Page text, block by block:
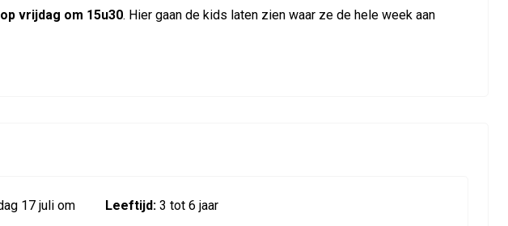
vrijdag om 15u30. Hier gaan de kids laten zien waar ze de hele week aan
17 juli om
Leeftijd: 3 tot 6 jaar